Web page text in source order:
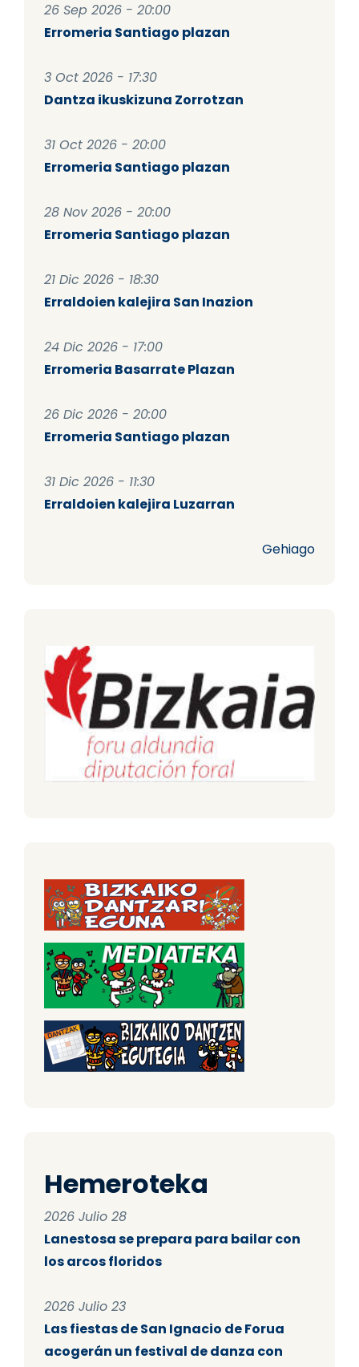
26 Sep 2026 - 20:00
Erromeria Santiago plazan
3 Oct 2026 - 17:30
Dantza ikuskizuna Zorrotzan
31 Oct 2026 - 20:00
Erromeria Santiago plazan
28 Nov 2026 - 20:00
Erromeria Santiago plazan
21 Dic 2026 - 18:30
Erraldoien kalejira San Inazion
24 Dic 2026 - 17:00
Erromeria Basarrate Plazan
26 Dic 2026 - 20:00
Erromeria Santiago plazan
31 Dic 2026 - 11:30
Erraldoien kalejira Luzarran
Gehiago
Hemeroteka
2026 Julio 28
Lanestosa se prepara para bailar con
los arcos floridos
2026 Julio 23
Las fiestas de San Ignacio de Forua
acogerán un festival de danza con